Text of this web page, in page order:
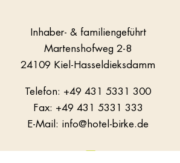
Inhaber- & familiengeführt
Martenshofweg 2-8
24109 Kiel-Hasseldieksdamm
Telefon: +49 431 5331 300
Fax: +49 431 5331 333
E-Mail: info@hotel-birke.de